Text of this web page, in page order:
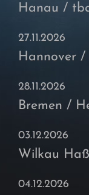
Hanau /
27.11.2026
Hannover /
28.11.2026
Bremen /
03.12.2026
Wilkau
04.12.2026